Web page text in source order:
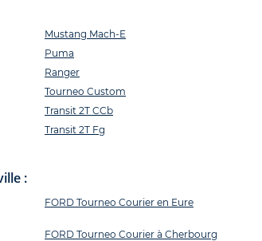
Mustang Mach-E
Puma
Ranger
Tourneo Custom
Transit 2T CCb
Transit 2T Fg
:
FORD Tourneo Courier en Eure
FORD Tourneo Courier à Cherbourg